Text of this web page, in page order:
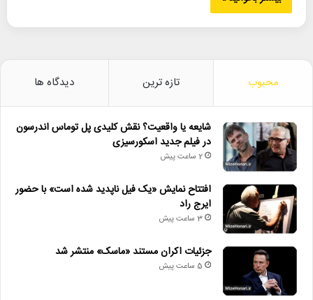
محبوب تازه ترین دیدگاه ها
شایعه یا واقعیت؟ نقش کلیدی پل توماس اندرسون
در فیلم جدید اسکورسیزی
2 ساعت پیش
افتتاح نمایش «یک فیل ناپدید شده است» با حضور
ایرج راد
3 ساعت پیش
جزئیات اکران مستند «ماسک» منتشر شد
5 ساعت پیش